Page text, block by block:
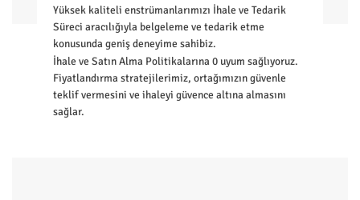
Yüksek kaliteli enstrümanlarımızı İhale ve Tedarik
Süreci aracılığıyla belgeleme ve tedarik etme
konusunda geniş deneyime sahibiz.
İhale ve Satın Alma Politikalarına 0 uyum sağlıyoruz.
Fiyatlandırma stratejilerimiz, ortağımızın güvenle
teklif vermesini ve ihaleyi güvence altına almasını
sağlar.